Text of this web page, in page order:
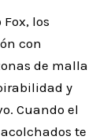
los
con
de malla
y
Cuando el
te